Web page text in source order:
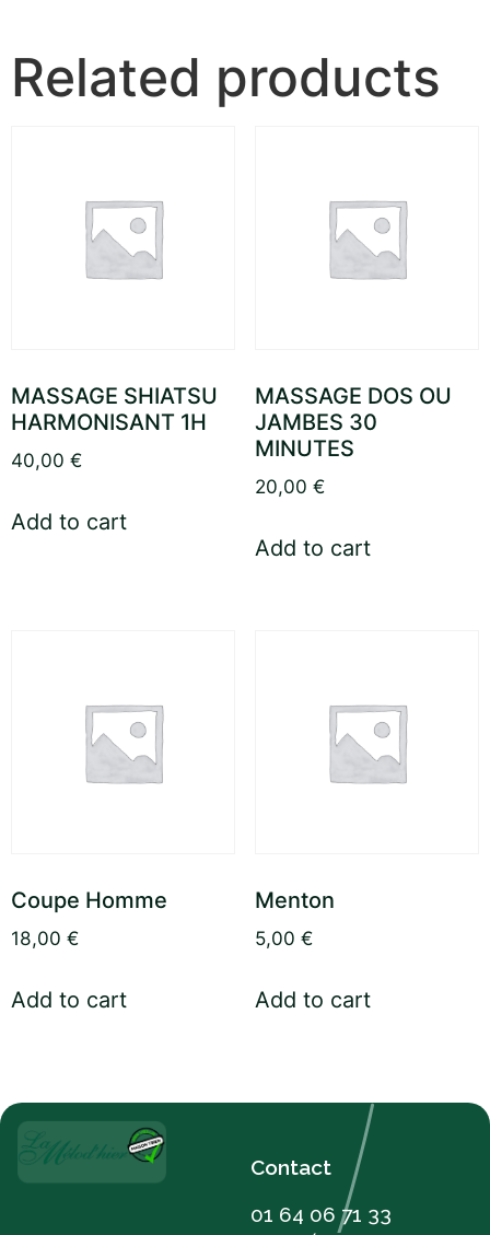
Related products
MASSAGE SHIATSU
HARMONISANT 1H
40,00 €
Add to cart
MASSAGE DOS OU
JAMBES 30
MINUTES
20,00 €
Add to cart
Coupe Homme
18,00 €
Add to cart
Menton
5,00 €
Add to cart
Contact
01 64 06 71 33